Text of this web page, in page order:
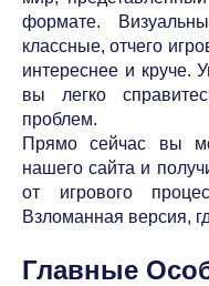
формате.
классные, отчего
интереснее и круче.
вы легко
проблем.
Прямо сейчас вы
нашего сайта и
от игрового
Взломанная версия,
Главные